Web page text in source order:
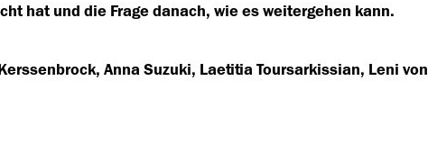
hat und die Frage danach, wie es weitergehen kann.
Anna Suzuki, Laetitia Toursarkissian, Leni von